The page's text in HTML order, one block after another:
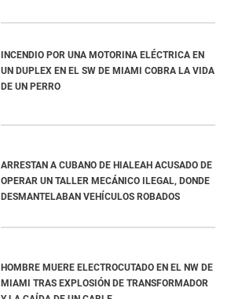
INCENDIO POR UNA MOTORINA ELÉCTRICA EN
UN DUPLEX EN EL SW DE MIAMI COBRA LA VIDA
DE UN PERRO
ARRESTAN A CUBANO DE HIALEAH ACUSADO DE
OPERAR UN TALLER MECÁNICO ILEGAL, DONDE
DESMANTELABAN VEHÍCULOS ROBADOS
HOMBRE MUERE ELECTROCUTADO EN EL NW DE
MIAMI TRAS EXPLOSIÓN DE TRANSFORMADOR